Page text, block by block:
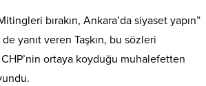
bırakın, Ankara’da siyaset yapın”
yanıt veren Taşkın, bu sözleri
ortaya koyduğu muhalefetten